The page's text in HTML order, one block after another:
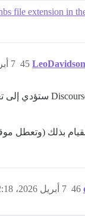
file extension in
LeoDavidson 7 أبريل 2026، 12:31م 45
بذلك (وتعطل
7 أبريل 2026، 2:18م 46